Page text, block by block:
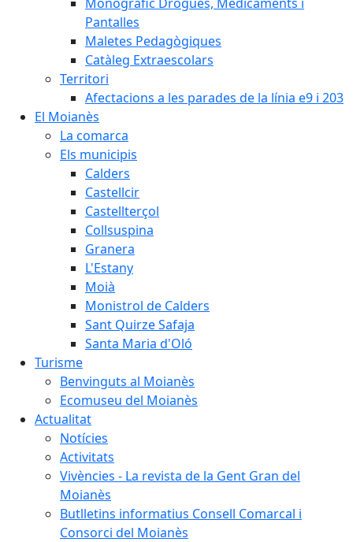
Pantalles
Maletes Pedagògiques
Catàleg Extraescolars
Territori
Afectacions a les parades de la línia e9 i 203
El Moianès
La comarca
Els municipis
Calders
Castellcir
Castellterçol
Collsuspina
Granera
L'Estany
Moià
Monistrol de Calders
Sant Quirze Safaja
Santa Maria d'Oló
Turisme
Benvinguts al Moianès
Ecomuseu del Moianès
Actualitat
Notícies
Activitats
Vivències - La revista de la Gent Gran del
Moianès
Butlletins informatius Consell Comarcal i
Consorci del Moianès